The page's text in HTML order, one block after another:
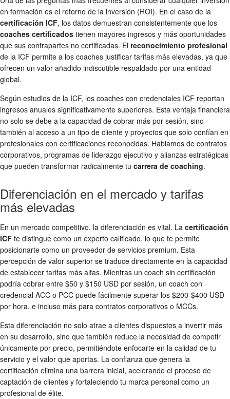
en formación es el retorno de la inversión (ROI). En el caso de la
certificación ICF, los datos demuestran consistentemente que los
coaches certificados tienen mayores ingresos y más oportunidades
que sus contrapartes no certificadas. El reconocimiento profesional
de la ICF permite a los coaches justificar tarifas más elevadas, ya que
ofrecen un valor añadido indiscutible respaldado por una entidad
global.
Según estudios de la ICF, los coaches con credenciales ICF reportan
ingresos anuales significativamente superiores. Esta ventaja financiera
no solo se debe a la capacidad de cobrar más por sesión, sino
también al acceso a un tipo de cliente y proyectos que solo confían en
profesionales con certificaciones reconocidas. Hablamos de contratos
corporativos, programas de liderazgo ejecutivo y alianzas estratégicas
que pueden transformar radicalmente tu carrera de coaching.
Diferenciación en el mercado y tarifas
más elevadas
En un mercado competitivo, la diferenciación es vital. La certificación
ICF te distingue como un experto calificado, lo que te permite
posicionarte como un proveedor de servicios premium. Esta
percepción de valor superior se traduce directamente en la capacidad
de establecer tarifas más altas. Mientras un coach sin certificación
podría cobrar entre $50 y $150 USD por sesión, un coach con
credencial ACC o PCC puede fácilmente superar los $200-$400 USD
por hora, e incluso más para contratos corporativos o MCCs.
Esta diferenciación no solo atrae a clientes dispuestos a invertir más
en su desarrollo, sino que también reduce la necesidad de competir
únicamente por precio, permitiéndote enfocarte en la calidad de tu
servicio y el valor que aportas. La confianza que genera la
certificación elimina una barrera inicial, acelerando el proceso de
captación de clientes y fortaleciendo tu marca personal como un
profesional de élite.